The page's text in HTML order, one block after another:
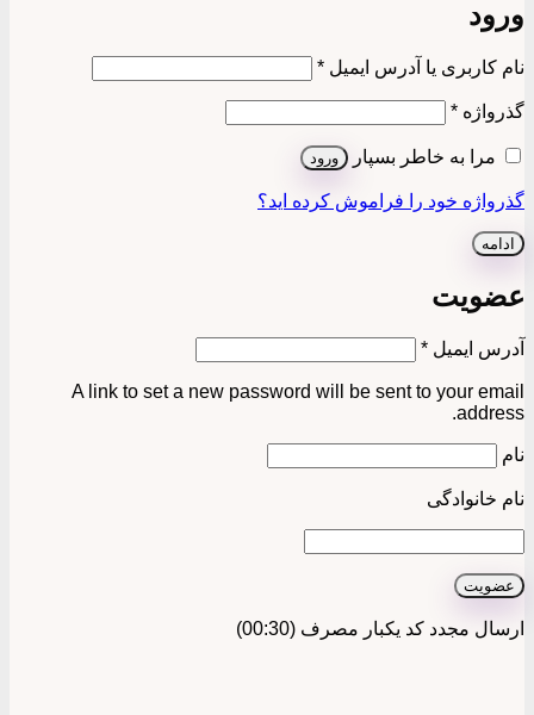
ورود
نام کاربری یا آدرس ایمیل *الزامی
گذرواژه *الزامی
مرا به خاطر بسپار ورود
گذرواژه خود را فراموش کرده اید؟
ادامه
عضویت
آدرس ایمیل *الزامی
A link to set a new password will be sent to your email
address.
نام
نام خانوادگی
عضویت
ارسال مجدد کد یکبار مصرف (00:
30
)